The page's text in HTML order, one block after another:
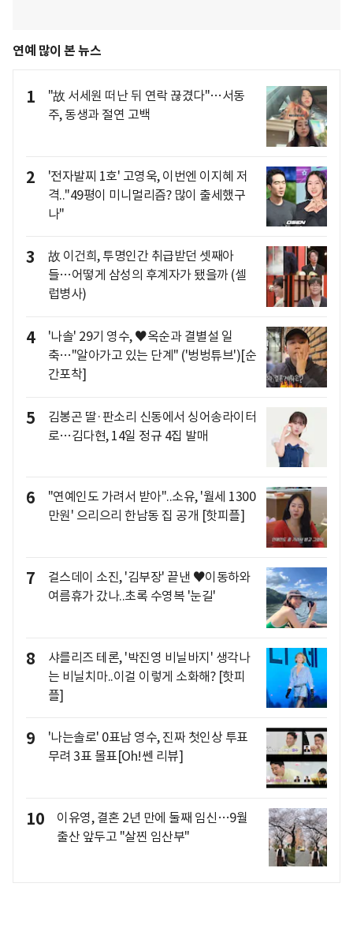
연예 많이 본 뉴스
1
"故 서세원 떠난 뒤 연락 끊겼다"…서동
주, 동생과 절연 고백
2
'전자발찌 1호' 고영욱, 이번엔 이지혜 저
격.."49평이 미니멀리즘? 많이 출세했구
나"
3
故 이건희, 투명인간 취급받던 셋째아
들…어떻게 삼성의 후계자가 됐을까 (셀
럽병사)
4
'나솔' 29기 영수, ♥옥순과 결별설 일
축…"알아가고 있는 단계" ('벙벙튜브')[순
간포착]
5
김봉곤 딸·판소리 신동에서 싱어송라이터
로…김다현, 14일 정규 4집 발매
6
"연예인도 가려서 받아"..소유, '월세 1300
만원' 으리으리 한남동 집 공개 [핫피플]
7
걸스데이 소진, '김부장' 끝낸 ♥이동하와
여름휴가 갔나..초록 수영복 '눈길'
8
샤를리즈 테론, '박진영 비닐바지' 생각나
는 비닐치마..이걸 이렇게 소화해? [핫피
플]
9
'나는솔로' 0표남 영수, 진짜 첫인상 투표
무려 3표 몰표[Oh!쎈 리뷰]
10
이유영, 결혼 2년 만에 둘째 임신…9월
출산 앞두고 "살찐 임산부"